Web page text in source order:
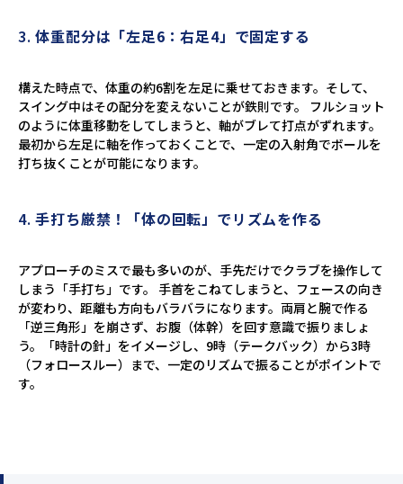
3.体重配分は「左足6：右足4」で固定する
構えた時点で、体重の約6割を左足に乗せておきます。そして、
スイング中はその配分を変えないことが鉄則です。 フルショット
のように体重移動をしてしまうと、軸がブレて打点がずれます。
最初から左足に軸を作っておくことで、一定の入射角でボールを
打ち抜くことが可能になります。
4.手打ち厳禁！「体の回転」でリズムを作る
アプローチのミスで最も多いのが、手先だけでクラブを操作して
しまう「手打ち」です。 手首をこねてしまうと、フェースの向き
が変わり、距離も方向もバラバラになります。両肩と腕で作る
「逆三角形」を崩さず、お腹（体幹）を回す意識で振りましょ
う。「時計の針」をイメージし、9時（テークバック）から3時
（フォロースルー）まで、一定のリズムで振ることがポイントで
す。